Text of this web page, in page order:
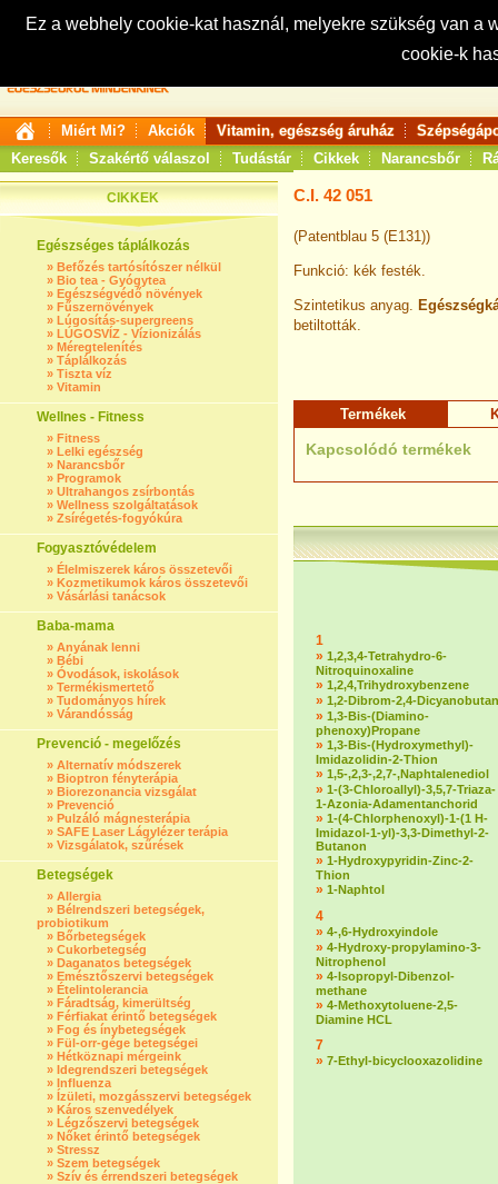
Ez a webhely cookie-kat használ, melyekre szükség van
cookie-k
Keresés:
Miért Mi? Akciók Vitamin, egészség áruház
Keresők
Szakértő válaszol Tudástár Cikkek Narancsbőr
CIKKEK
Egészséges táplálkozás
» Befőzés tartósítószer nélkül
» Bio tea - Gyógytea
» Egészségvédő növények
» Fűszernövények
» Lúgosítás-supergreens
» LÚGOSVÍZ - Vízionizálás
» Méregtelenítés
» Táplálkozás
» Tiszta víz
» Vitamin
Wellnes - Fitness
» Fitness
» Lelki egészség
» Narancsbőr
» Programok
» Ultrahangos zsírbontás
» Wellness szolgáltatások
» Zsírégetés-fogyókúra
Fogyasztóvédelem
» Élelmiszerek káros összetevői
» Kozmetikumok káros összetevői
» Vásárlási tanácsok
Baba-mama
» Anyának lenni
» Bébi
» Óvodások, iskolások
» Termékismertető
» Tudományos hírek
» Várandósság
Prevenció - megelőzés
» Alternatív módszerek
» Bioptron fényterápia
» Biorezonancia vizsgálat
» Prevenció
» Pulzáló mágnesterápia
» SAFE Laser Lágylézer terápia
» Vizsgálatok, szűrések
Betegségek
» Allergia
» Bélrendszeri betegségek,
probiotikum
» Bőrbetegségek
» Cukorbetegség
» Daganatos betegségek
» Emésztőszervi betegségek
» Ételintolerancia
» Fáradtság, kimerültség
» Férfiakat érintő betegségek
» Fog és ínybetegségek
» Fül-orr-gége betegségei
» Hétköznapi mérgeink
» Idegrendszeri betegségek
» Influenza
» Ízületi, mozgásszervi betegségek
» Káros szenvedélyek
» Légzőszervi betegségek
» Nőket érintő betegségek
» Stressz
» Szem betegségek
» Szív és érrendszeri betegségek
C.I. 42 051
(Patentblau 5 (E131))
Funkció: kék festék.
Szintetikus anyag.
betiltották.
Termékek
Kapcsolódó termékek
1
» 1,2,3,4-Tetrahydro-6-
Nitroquinoxaline
» 1,2,4,Trihydroxybenzene
» 1,2-Dibrom-2,4-Dicyanobutan
» 1,3-Bis-(Diamino-
phenoxy)Propane
» 1,3-Bis-(Hydroxymethyl)-
Imidazolidin-2-Thion
» 1,5-,2,3-,2,7-,Naphtalenediol
» 1-(3-Chloroallyl)-3,5,7-Triaza-
1-Azonia-Adamentanchorid
» 1-(4-Chlorphenoxyl)-1-(1 H-
Imidazol-1-yl)-3,3-Dimethyl-2-
Butanon
» 1-Hydroxypyridin-Zinc-2-
Thion
» 1-Naphtol
4
» 4-,6-Hydroxyindole
» 4-Hydroxy-propylamino-3-
Nitrophenol
» 4-Isopropyl-Dibenzol-
methane
» 4-Methoxytoluene-2,5-
Diamine HCL
7
» 7-Ethyl-bicyclooxazolidine